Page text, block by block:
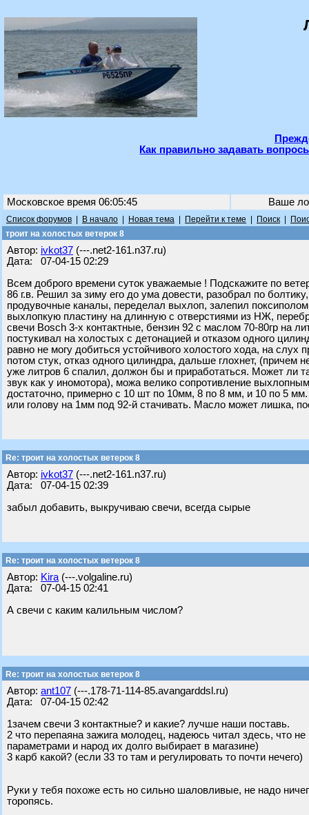
Как правильно задавать
Московское время 06:05:45 Ваше
Список форумов В начало Новая тема Перейти к теме Поиск
троит на холостых ветерок 8
Автор: ivkot37 (---.net2-161.n37.ru)
Дата: 07-04-15 02:29
Всем доброго времени суток уважаемые ! Подскажите по
86 г.в. Решил за зиму его до ума довести, разобрал по
продувочные каналы, переделал выхлоп, залепил
выхлопкую пластину на длинную с отверстиями из НЖ,
свечи Bosch 3-х контактные, бензин 92 с маслом 70-80гр на
постукивал на холостых с детонацией и отказом одного
равно не могу добиться устойчивого холостого хода, на
потом стук, отказ одного цилиндра, дальше глохнет, (причем
уже литров 6 спалил, должон бы и приработаться. Может ли
звук как у иномотора), можа велико сопротивление
достаточно, примерно с 10 шт по 10мм, 8 по 8 мм, и 10 по 5
или голову на 1мм под 92-й стачивать. Масло может лишка,
Re: троит на холостых ветерок 8
Автор: ivkot37 (---.net2-161.n37.ru)
Дата: 07-04-15 02:39
забыл добавить, выкручиваю свечи, всегда сырые
Re: троит на холостых ветерок 8
Автор: Kira (---.volgaline.ru)
Дата: 07-04-15 02:41
А свечи с каким калильным числом?
Re: троит на холостых ветерок 8
Автор: ant107 (---.178-71-114-85.avangarddsl.ru)
Дата: 07-04-15 02:42
1зачем свечи 3 контактные? и какие? лучше наши поставь.
2 что перепаяна зажига молодец, надеюсь читал здесь, что
параметрами и народ их долго выбирает в магазине)
3 карб какой? (если 33 то там и регулировать то почти нечего)
Руки у тебя похоже есть но сильно шаловливые, не надо
торопясь.